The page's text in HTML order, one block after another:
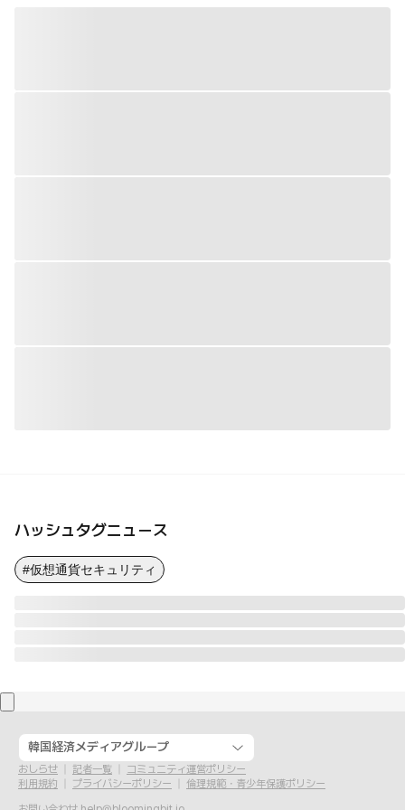
ハッシュタグニュース
#仮想通貨セキュリティ
韓国経済メディアグループ
おしらせ 記者一覧
コミュニティ運営ポリシー
利用規約
プライバシーポリシー
倫理規範・青少年保護ポリシー